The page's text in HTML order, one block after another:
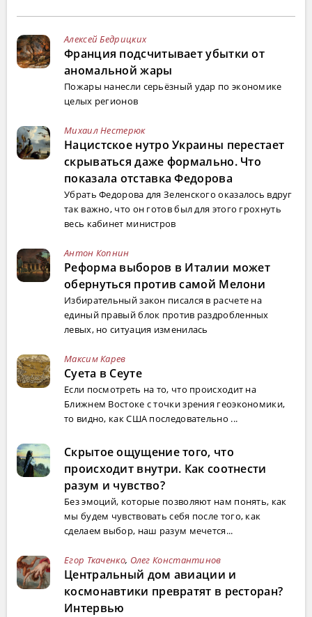
Алексей Бедрицких
Франция подсчитывает убытки от
аномальной жары
Пожары нанесли серьёзный удар по экономике
целых регионов
Михаил Нестерюк
Нацистское нутро Украины перестает
скрываться даже формально. Что
показала отставка Федорова
Убрать Федорова для Зеленского оказалось вдруг
так важно, что он готов был для этого грохнуть
весь кабинет министров
Антон Копнин
Реформа выборов в Италии может
обернуться против самой Мелони
Избирательный закон писался в расчете на
единый правый блок против раздробленных
левых, но ситуация изменилась
Максим Карев
Суета в Сеуте
Если посмотреть на то, что происходит на
Ближнем Востоке с точки зрения геоэкономики,
то видно, как США последовательно ...
Скрытое ощущение того, что
происходит внутри. Как соотнести
разум и чувство?
Без эмоций, которые позволяют нам понять, как
мы будем чувствовать себя после того, как
сделаем выбор, наш разум мечется...
Егор Ткаченко, Олег Константинов
Центральный дом авиации и
космонавтики превратят в ресторан?
Интервью